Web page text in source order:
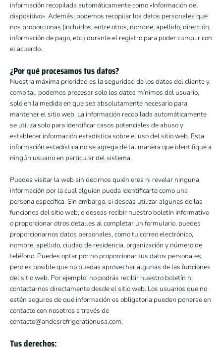
información recopilada automáticamente como «Información del
dispositivo». Además, podemos recopilar los datos personales que
nos proporcionas (incluidos, entre otros, nombre, apellido, dirección,
información de pago, etc.) durante el registro para poder cumplir con
el acuerdo.
¿Por qué procesamos tus datos?
Nuestra máxima prioridad es la seguridad de los datos del cliente y,
como tal, podemos procesar solo los datos mínimos del usuario,
solo en la medida en que sea absolutamente necesario para
mantener el sitio web. La información recopilada automáticamente
se utiliza solo para identificar casos potenciales de abuso y
establecer información estadística sobre el uso del sitio web. Esta
información estadística no se agrega de tal manera que identifique a
ningún usuario en particular del sistema.
Puedes visitar la web sin decirnos quién eres ni revelar ninguna
información por la cual alguien pueda identificarte como una
persona específica. Sin embargo, si deseas utilizar algunas de las
funciones del sitio web, o deseas recibir nuestro boletín informativo
o proporcionar otros detalles al completar un formulario, puedes
proporcionarnos datos personales, como tu correo electrónico,
nombre, apellido, ciudad de residencia, organización y número de
teléfono. Puedes optar por no proporcionar tus datos personales,
pero es posible que no puedas aprovechar algunas de las funciones
del sitio web. Por ejemplo, no podrás recibir nuestro boletín ni
contactarnos directamente desde el sitio web. Los usuarios que no
estén seguros de qué información es obligatoria pueden ponerse en
contacto con nosotros a través de
contacto@andesrefrigerationusa.com.
Tus derechos: